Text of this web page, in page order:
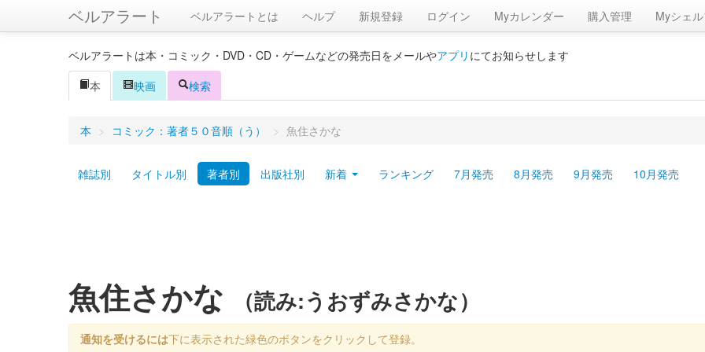
ベルアラート ベルアラートとは ヘルプ 新規登録 ログイン Myカレンダー 購入管理 Myシェル
ベルアラートは本・コミック・DVD・CD・ゲームなどの発売日をメールやアプリ にてお知らせします
本
映画 検索
本 > コミック：著者５０音順（う） > 魚住さかな
雑誌別 タイトル別 著者別 出版社別 新着 ランキング 7月発売 8月発売 9月発売 10月発売
魚住さかな （読み:うおずみさかな）
通知を受けるには下に表示された緑色のボタンをクリックして登録。